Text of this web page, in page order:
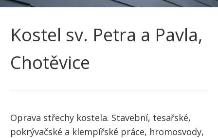
Kostel sv. Petra a Pavla,
Chotěvice
Oprava střechy kostela. Stavební, tesařské,
pokrývačské a klempířské práce, hromosvody,